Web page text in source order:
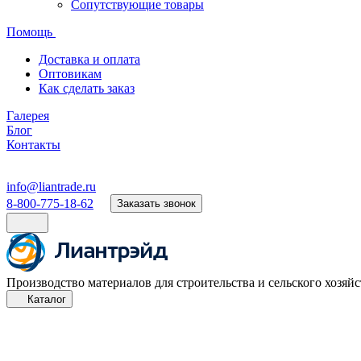
Сопутствующие товары
Помощь
Доставка и оплата
Оптовикам
Как сделать заказ
Галерея
Блог
Контакты
info@liantrade.ru
8-800-775-18-62
Заказать звонок
Производство материалов для строительства и сельского
Каталог